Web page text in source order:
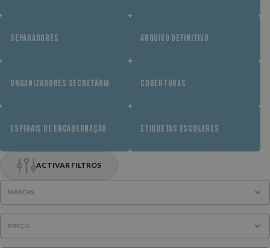
SEPARADORES ARQUIVO DEFINITIVO
ORGANIZADORES SECRETÁRIA COBERTURAS
ESPIRAIS DE ENCADERNAÇÃO ETIQUETAS ESCOLARES
ACTIVAR FILTROS
MARCAS
PREÇO